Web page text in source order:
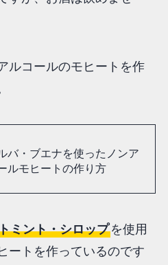
ルコールのモヒートを作
バ・ブエナを使ったノンア
ルモヒートの作り方
ミント・シロップを使用
ートを作っているのです